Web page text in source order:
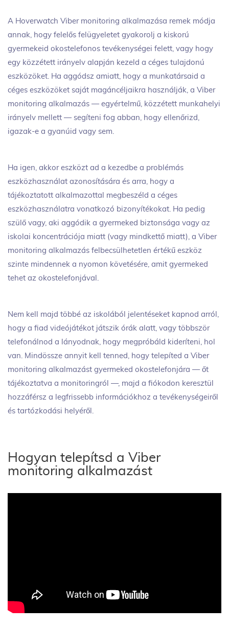
A Hoverwatch Viber monitoring alkalmazása remek módja
annak, hogy felelős felügyeletet gyakorolj a kiskorú
gyermekeid okostelefonos tevékenységei felett, vagy hogy
egy közzétett irányelv alapján kezeld a céges tulajdonú
eszközöket. Ha aggódsz amiatt, hogy a munkatársaid a
céges eszközöket saját magáncéljaikra használják, a Viber
monitoring alkalmazás — egyértelmű, közzétett munkahelyi
irányelv mellett — segíteni fog abban, hogy ellenőrizd,
igazak-e a gyanúid vagy sem.
Ha igen, akkor eszközt ad a kezedbe a problémás
eszközhasználat azonosítására és arra, hogy a
tájékoztatott alkalmazottal megbeszéld a céges
eszközhasználatra vonatkozó bizonyítékokat. Ha pedig
szülő vagy, aki aggódik a gyermeked biztonsága vagy az
iskolai koncentrációja miatt (vagy mindkettő miatt), a Viber
monitoring alkalmazás felbecsülhetetlen értékű eszköz
szinte mindennek a nyomon követésére, amit gyermeked
tehet az okostelefonjával.
Nem kell majd többé az iskolából jelentéseket kapnod arról,
hogy a fiad videójátékot játszik órák alatt, vagy többször
telefonálnod a lányodnak, hogy megpróbáld kideríteni, hol
van. Mindössze annyit kell tenned, hogy telepíted a Viber
monitoring alkalmazást gyermeked okostelefonjára — őt
tájékoztatva a monitoringról —, majd a fiókodon keresztül
hozzáférsz a legfrissebb információkhoz a tevékenységeiről
és tartózkodási helyéről.
Hogyan telepítsd a Viber
monitoring alkalmazást